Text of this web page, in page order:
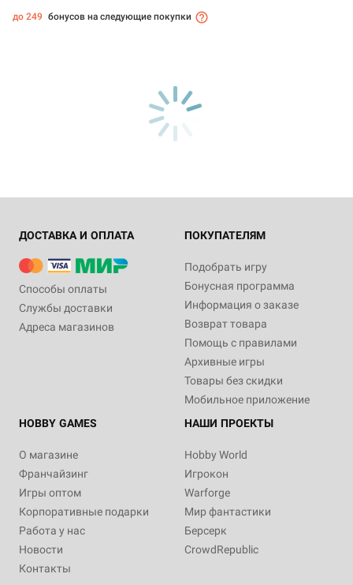
до 249 бонусов на следующие покупки
ДОСТАВКА И ОПЛАТА
Способы оплаты
Службы доставки
Адреса магазинов
ПОКУПАТЕЛЯМ
Подобрать игру
Бонусная программа
Информация о заказе
Возврат товара
Помощь с правилами
Архивные игры
Товары без скидки
Мобильное приложение
HOBBY GAMES
О магазине
Франчайзинг
Игры оптом
Корпоративные подарки
Работа у нас
Новости
Контакты
НАШИ ПРОЕКТЫ
Hobby World
Игрокон
Warforge
Мир фантастики
Берсерк
CrowdRepublic